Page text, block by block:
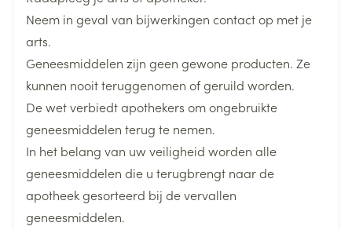
Diepte 68 mm
Ingrediënten
rivaroxaban
Behoud Kamertemperatuur (15°C - 25°C)
Neem in geval van bijwerkingen contact op met je
arts.
Geneesmiddelen zijn geen gewone producten. Ze
kunnen nooit teruggenomen of geruild worden.
De wet verbiedt apothekers om ongebruikte
geneesmiddelen terug te nemen.
In het belang van uw veiligheid worden alle
geneesmiddelen die u terugbrengt naar de
apotheek gesorteerd bij de vervallen
geneesmiddelen.